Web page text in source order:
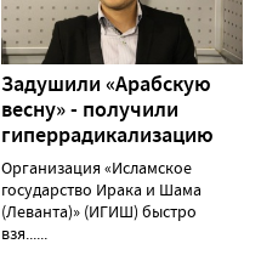
Задушили «Арабскую
весну» - получили
гиперрадикализацию
Организация «Исламское
государство Ирака и Шама
(Леванта)» (ИГИШ) быстро
взя......